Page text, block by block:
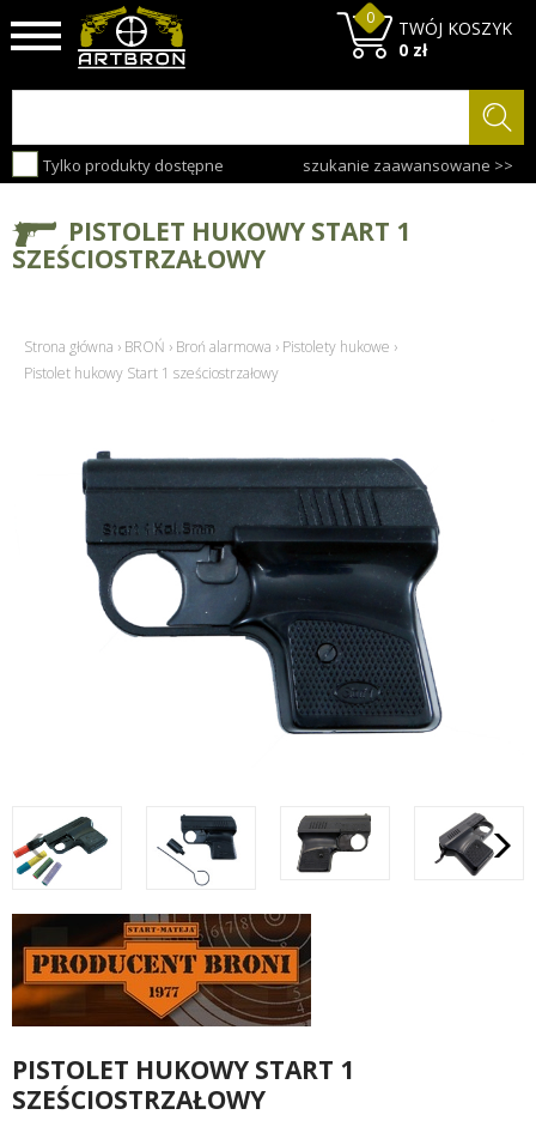
Tylko produkty dostępne szukanie zaawansowane >>
TWÓJ KOSZYK
0
0 zł
PISTOLET HUKOWY START 1
SZEŚCIOSTRZAŁOWY
Strona główna › BROŃ › Broń alarmowa › Pistolety hukowe ›
Pistolet hukowy Start 1 sześciostrzałowy
PISTOLET HUKOWY START 1
SZEŚCIOSTRZAŁOWY